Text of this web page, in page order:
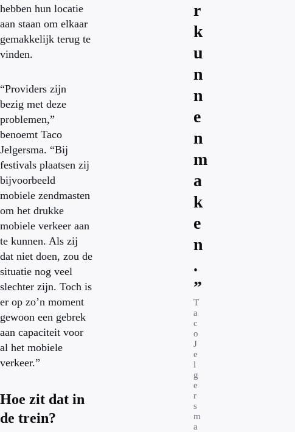
hebben hun locatie
aan staan om elkaar
gemakkelijk terug te
vinden.
“Providers zijn
bezig met deze
problemen,”
benoemt Taco
Jelgersma. “Bij
festivals plaatsen zij
bijvoorbeeld
mobiele zendmasten
om het drukke
mobiele verkeer aan
te kunnen. Als zij
dat niet doen, zou de
situatie nog veel
slechter zijn. Toch is
er op zo’n moment
gewoon een gebrek
aan capaciteit voor
al het mobiele
verkeer.”
Hoe zit dat in
de trein?
r
k
u
n
n
e
n
m
a
k
e
n
.
”
T
a
c
o
J
e
l
g
e
r
s
m
a